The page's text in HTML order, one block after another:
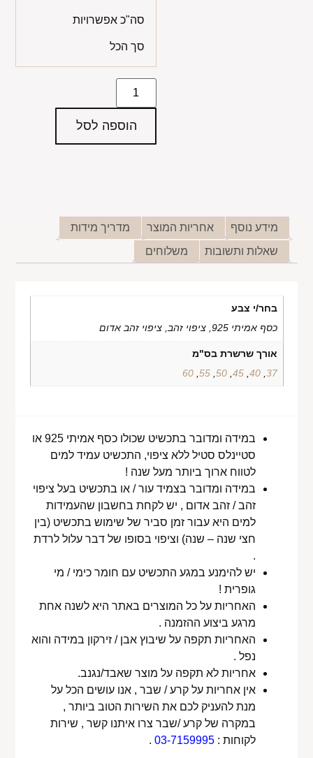
סה"כ אפשרויות
סך הכל
הוספה לסל
מידע נוסף אחריות המוצר
מדריך מידות
שאלות ותשובות
משלוחים
בחר/י צבע
כסף אמיתי 925, ציפוי זהב, ציפוי זהב אדום
אורך שרשרת בס"מ
37
,
40
,
45
,
50
,
55
,
60
במידה ומדובר בתכשיט שכולו כסף אמיתי 925 או
סטיינלס סטיל ללא ציפוי, התכשיט עמיד למים
לטווח ארוך ביותר מעל שנה !
במידה ומדובר בצמיד עור / או בתכשיט בעל ציפוי
זהב / זהב אדום , יש לקחת בחשבון שהעמידות
למים היא עבור זמן סביר של שימוש בתכשיט (בין
חצי שנה – שנה) וציפוי בסופו של דבר עלול לרדת
.
יש להימנע במגע התכשיט עם חומר כימי / מי
גופרית !
האחריות על כל המוצרים באתר היא לשנה אחת
מרגע ביצוע ההזמנה .
האחריות תקפה על שיבוץ אבן / זירקון במידה והוא
נפל .
אחריות לא תקפה על מוצר שאבד/נגנב.
אין אחריות על קרע / שבר , אנו עושים הכל על
מנת להעניק לכם את השירות הטוב ביותר ,
במקרה של קרע /שבר צרו איתנו קשר , שירות
לקוחות :03-7159995
.